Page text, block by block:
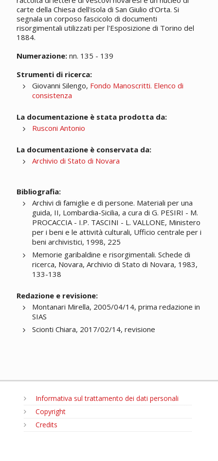
carte della Chiesa dell'isola di San Giulio d'Orta. Si
segnala un corposo fascicolo di documenti
risorgimentali utilizzati per l'Esposizione di Torino del
1884.
Numerazione:nn. 135 - 139
Strumenti di ricerca:
Giovanni Silengo, Fondo Manoscritti. Elenco di
consistenza
La documentazione è stata prodotta da:
Rusconi Antonio
La documentazione è conservata da:
Archivio di Stato di Novara
Bibliografia:
Archivi di famiglie e di persone. Materiali per una
guida, II, Lombardia-Sicilia, a cura di G. PESIRI - M.
PROCACCIA - I.P. TASCINI - L. VALLONE, Ministero
per i beni e le attività culturali, Ufficio centrale per i
beni archivistici, 1998, 225
Memorie garibaldine e risorgimentali. Schede di
ricerca, Novara, Archivio di Stato di Novara, 1983,
133-138
Redazione e revisione:
Montanari Mirella, 2005/04/14, prima redazione in
SIAS
Scionti Chiara, 2017/02/14, revisione
Informativa sul trattamento dei dati personali
Copyright
Credits